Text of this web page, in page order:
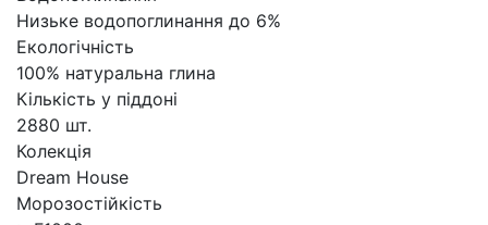
Низьке водопоглинання до 6%
Екологічність
100% натуральна глина
Кількість у піддоні
2880 шт.
Колекція
Dream House
Морозостійкість